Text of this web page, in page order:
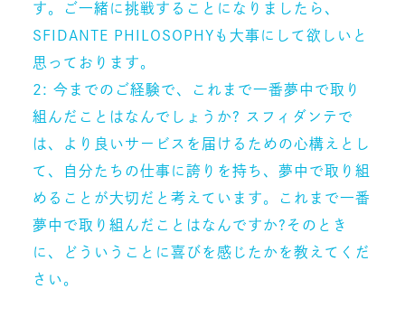
す。ご一緒に挑戦することになりましたら、
SFIDANTE PHILOSOPHYも大事にして欲しいと
思っております。
2: 今までのご経験で、これまで一番夢中で取り
組んだことはなんでしょうか? スフィダンテで
は、より良いサービスを届けるための心構えとし
て、自分たちの仕事に誇りを持ち、夢中で取り組
めることが大切だと考えています。これまで一番
夢中で取り組んだことはなんですか?そのとき
に、どういうことに喜びを感じたかを教えてくだ
さい。